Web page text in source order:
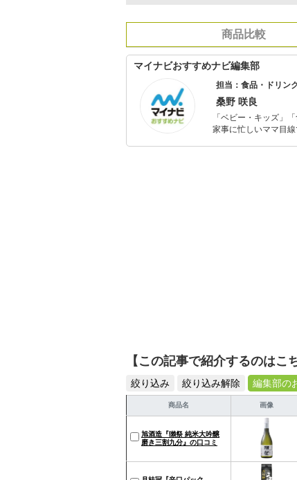
商品比較
マイナビおすすめナビ編集部
担当：食品・ドリン
桑野 咲良
「ベビー・キッズ」
家事に忙しいママ目
【この記事で紹介するのはこ
絞り込み 絞り込み解除 編集部の
商品名 画像
旭酒造『獺祭 純米大吟醸
磨き三割九分』の口コミ